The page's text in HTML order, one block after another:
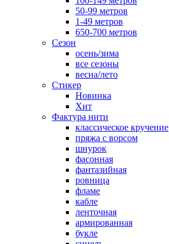
50-99 метров
1-49 метров
650-700 метров
Сезон
осень/зима
все сезоны
весна/лето
Стикер
Новинка
Хит
Фактура нити
классическое кручение
пряжа с ворсом
шнурок
фасонная
фантазийная
ровница
фламе
кабле
ленточная
армированная
букле